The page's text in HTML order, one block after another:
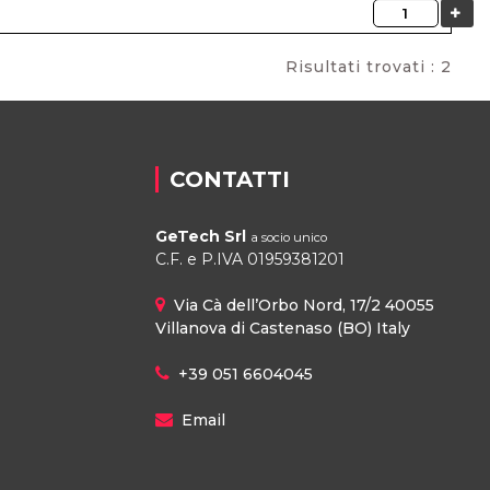
Quantità
Risultati trovati : 2
CONTATTI
GeTech Srl a socio unico
C.F. e P.IVA 01959381201
Via Cà dell’Orbo Nord, 17/2 40055
Villanova di Castenaso (BO) Italy
+39 051 6604045
Email